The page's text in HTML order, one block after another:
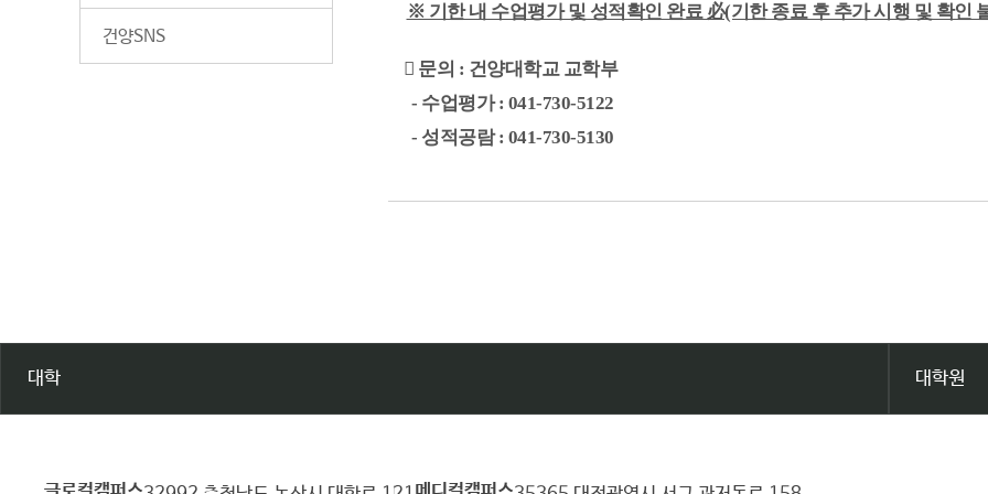
건양SNS
※ 기한 내 수업평가 및 성적확인 완료 必(기한 종료 후 추가 시행 및 확인
 문의 : 건양대학교 교학부
- 수업평가 : 041-730-5122
- 성적공람 : 041-730-5130
대학 대학원